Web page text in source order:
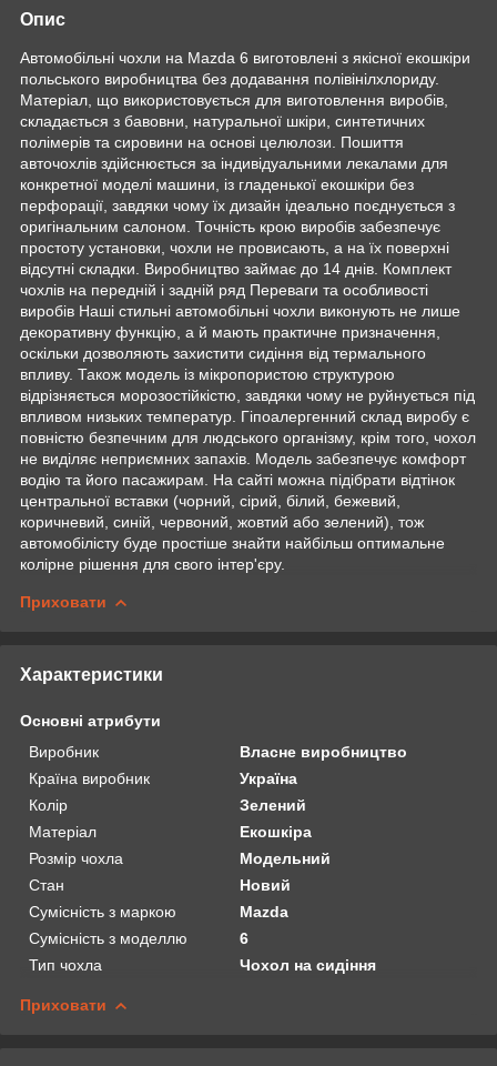
Опис
Автомобільні чохли на Mazda 6 виготовлені з якісної екошкіри
польського виробництва без додавання полівінілхлориду.
Матеріал, що використовується для виготовлення виробів,
складається з бавовни, натуральної шкіри, синтетичних
полімерів та сировини на основі целюлози. Пошиття
авточохлів здійснюється за індивідуальними лекалами для
конкретної моделі машини, із гладенької екошкіри без
перфорації, завдяки чому їх дизайн ідеально поєднується з
оригінальним салоном. Точність крою виробів забезпечує
простоту установки, чохли не провисають, а на їх поверхні
відсутні складки. Виробництво займає до 14 днів. Комплект
чохлів на передній і задній ряд Переваги та особливості
виробів Наші стильні автомобільні чохли виконують не лише
декоративну функцію, а й мають практичне призначення,
оскільки дозволяють захистити сидіння від термального
впливу. Також модель із мікропористою структурою
відрізняється морозостійкістю, завдяки чому не руйнується під
впливом низьких температур. Гіпоалергенний склад виробу є
повністю безпечним для людського організму, крім того, чохол
не виділяє неприємних запахів. Модель забезпечує комфорт
водію та його пасажирам. На сайті можна підібрати відтінок
центральної вставки (чорний, сірий, білий, бежевий,
коричневий, синій, червоний, жовтий або зелений), тож
автомобілісту буде простіше знайти найбільш оптимальне
колірне рішення для свого інтер'єру.
Приховати
Характеристики
Основні атрибути
Виробник
Власне виробництво
Країна виробник
Україна
Колір
Зелений
Матеріал
Екошкіра
Розмір чохла
Модельний
Стан
Новий
Сумісність з маркою
Mazda
Сумісність з моделлю
6
Тип чохла
Чохол на сидіння
Приховати